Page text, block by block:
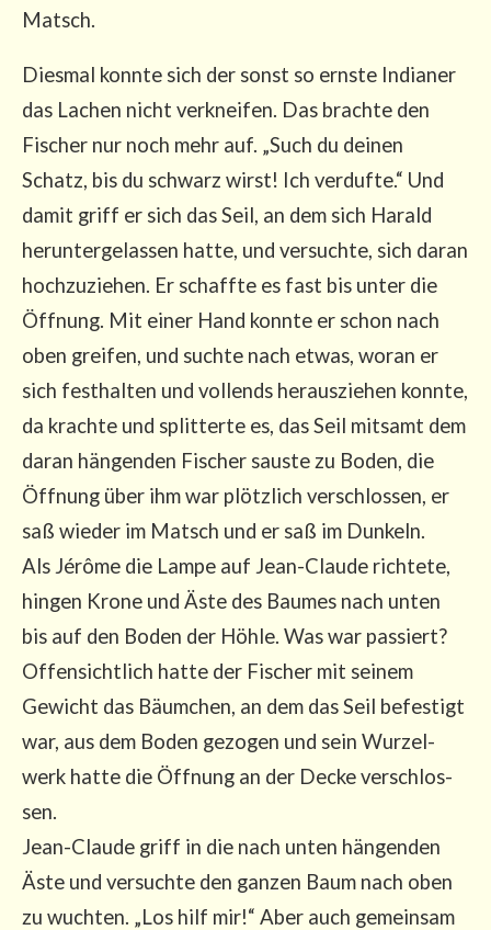
Matsch.
Dies­mal konn­te sich der sonst so erns­te India­ner
das Lachen nicht ver­knei­fen. Das brach­te den
Fischer nur noch mehr auf. „Such du dei­nen
Schatz, bis du schwarz wirst! Ich ver­duf­te.“ Und
damit griff er sich das Seil, an dem sich Harald
her­un­ter­ge­las­sen hat­te, und ver­such­te, sich dar­an
hoch­zu­zie­hen. Er schaff­te es fast bis unter die
Öff­nung. Mit einer Hand konn­te er schon nach
oben grei­fen, und such­te nach etwas, wor­an er
sich fest­hal­ten und voll­ends her­aus­zie­hen konn­te,
da krach­te und split­ter­te es, das Seil mit­samt dem
dar­an hän­gen­den Fischer saus­te zu Boden, die
Öff­nung über ihm war plötz­lich ver­schlos­sen, er
saß wie­der im Matsch und er saß im Dun­keln.
Als Jérô­me die Lam­pe auf Jean-Clau­de rich­te­te,
hin­gen Kro­ne und Äste des Bau­mes nach unten
bis auf den Boden der Höh­le. Was war pas­siert?
Offen­sicht­lich hat­te der Fischer mit sei­nem
Gewicht das Bäum­chen, an dem das Seil befes­tigt
war, aus dem Boden gezo­gen und sein Wur­zel­
werk hat­te die Öff­nung an der Decke ver­schlos­
sen.
Jean-Clau­de griff in die nach unten hän­gen­den
Äste und ver­such­te den gan­zen Baum nach oben
zu wuch­ten. „Los hilf mir!“ Aber auch gemein­sam